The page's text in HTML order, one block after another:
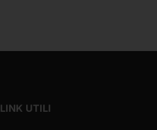
LINK UTILI